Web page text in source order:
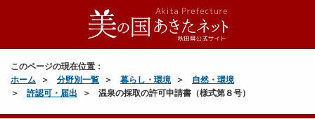
このページの現在位置：
ホーム
分野別一覧 暮らし・環境
自然・環境
許認可・届出
温泉の採取の許可申請書（様式第８号）